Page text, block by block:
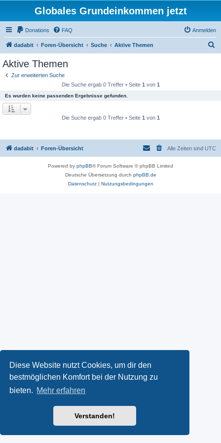
Diese Website nutzt Cookies, um dir den
bestmöglichen Komfort bei der Nutzung zu
bieten. Mehr erfahren
Verstanden!
Globales Grundeinkommen jetzt
Donations FAQ Anmelden
dadabit Foren-Übersicht Suche Aktive Themen
Aktive Themen
Zur erweiterten Suche
Die Suche ergab 0 Treffer • Seite 1 von 1
Es wurden keine passenden Ergebnisse gefunden.
Die Suche ergab 0 Treffer • Seite 1 von 1
dadabit Foren-Übersicht Alle Zeiten sind UTC
Powered by phpBB® Forum Software © phpBB Limited
Deutsche Übersetzung durch phpBB.de
Datenschutz| Nutzungsbedingungen